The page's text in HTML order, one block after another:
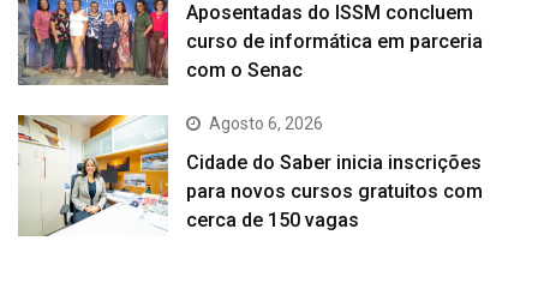
Aposentadas do ISSM concluem
curso de informática em parceria
com o Senac
Agosto 6, 2026
Cidade do Saber inicia inscrições
para novos cursos gratuitos com
cerca de 150 vagas